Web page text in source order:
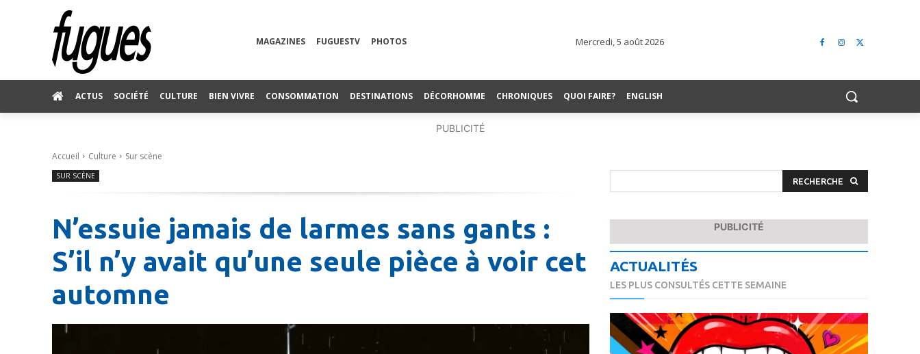
MAGAZINES FUGUESTV PHOTOS Mercredi, 5 août 2026
ACTUS SOCIÉTÉ CULTURE BIEN VIVRE CONSOMMATION DESTINATIONS DÉCORHOMME CHRONIQUES QUOI FAIRE? ENGLISH
PUBLICITÉ
Accueil Culture Sur scène
SUR SCÈNE
N’essuie jamais de larmes sans gants :
S’il n’y avait qu’une seule pièce à voir cet
automne
RECHERCHE
PUBLICITÉ
ACTUALITÉS
LES PLUS CONSULTÉS CETTE SEMAINE